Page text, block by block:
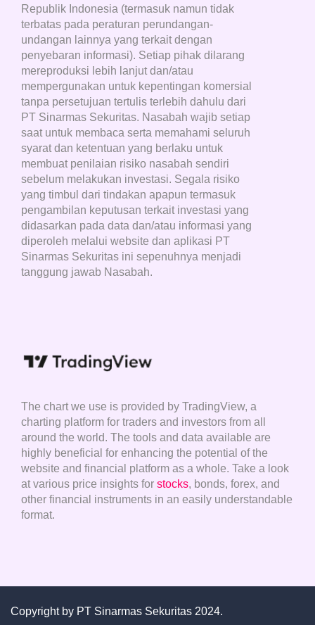
Republik Indonesia (termasuk namun tidak
terbatas pada peraturan perundangan-
undangan lainnya yang terkait dengan
penyebaran informasi). Setiap pihak dilarang
mereproduksi lebih lanjut dan/atau
mempergunakan untuk kepentingan komersial
tanpa persetujuan tertulis terlebih dahulu dari
PT Sinarmas Sekuritas. Nasabah wajib setiap
saat untuk membaca serta memahami seluruh
syarat dan ketentuan yang berlaku untuk
membuat penilaian risiko nasabah sendiri
sebelum melakukan investasi. Segala risiko
yang timbul dari tindakan apapun termasuk
pengambilan keputusan terkait investasi yang
didasarkan pada data dan/atau informasi yang
diperoleh melalui website dan aplikasi PT
Sinarmas Sekuritas ini sepenuhnya menjadi
tanggung jawab Nasabah.
The chart we use is provided by TradingView, a
charting platform for traders and investors from all
around the world. The tools and data available are
highly beneficial for enhancing the potential of the
website and financial platform as a whole. Take a look
at various price insights for stocks, bonds, forex, and
other financial instruments in an easily understandable
format.
Copyright by PT Sinarmas Sekuritas 2024.